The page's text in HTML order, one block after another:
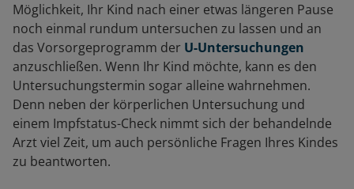
Möglichkeit, Ihr Kind nach einer etwas längeren Pause
noch einmal rundum untersuchen zu lassen und an
das Vorsorgeprogramm der U-Untersuchungen
anzuschließen. Wenn Ihr Kind möchte, kann es den
Untersuchungstermin sogar alleine wahrnehmen.
Denn neben der körperlichen Untersuchung und
einem Impfstatus-Check nimmt sich der behandelnde
Arzt viel Zeit, um auch persönliche Fragen Ihres Kindes
zu beantworten.